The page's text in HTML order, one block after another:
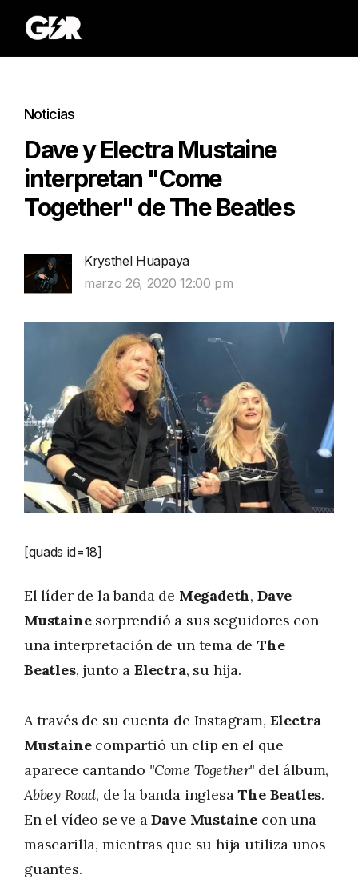
Noticias
Dave y Electra Mustaine
interpretan "Come
Together" de The Beatles
Krysthel Huapaya
marzo 26, 2020 12:00 pm
[quads id=18]
El líder de la banda de Megadeth, Dave
Mustainesorprendió a sus seguidores con
una interpretación de un tema de The
Beatles, junto a Electra, su hija.
A través de su cuenta de Instagram, Electra
Mustainecompartió un clip en el que
aparece cantando "Come Together" del álbum,
Abbey Road, de la banda inglesaThe Beatles.
En el vídeo se ve aDave Mustaine con una
mascarilla, mientras que su hija utiliza unos
guantes.